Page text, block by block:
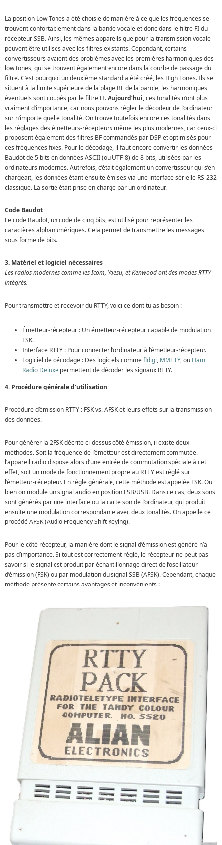
La position Low Tones a été choisie de manière à ce que les fréquences se
trouvent confortablement dans la bande vocale et donc dans le filtre FI du
récepteur SSB. Ainsi, les mêmes appareils que pour la transmission vocale
peuvent être utilisés avec les filtres existants. Cependant, certains
convertisseurs avaient des problèmes avec les premières harmoniques des
low tones, qui se trouvent également encore dans la courbe de passage du
filtre. C’est pourquoi un deuxième standard a été créé, les High Tones. Ils se
situent à la limite supérieure de la plage BF de la parole, les harmoniques
éventuels sont coupés par le filtre FI.Aujourd’hui,ces tonalités n’ont plus
vraiment d’importance, car nous pouvons régler le décodeur de l’ordinateur
sur n’importe quelle tonalité. On trouve toutefois encore ces tonalités dans
les réglages des émetteurs-récepteurs même les plus modernes, car ceux-ci
proposent également des filtres BF commandés par DSP et optimisés pour
ces fréquences fixes. Pour le décodage, il faut encore convertir les données
Baudot de 5 bits en données ASCII (ou UTF-8) de 8 bits, utilisées par les
ordinateurs modernes. Autrefois, c’était également un convertisseur qui s’en
chargeait, les données étant ensuite émises via une interface sérielle RS-232
classique. La sortie était prise en charge par un ordinateur.
Code Baudot
Le code Baudot, un code de cinq bits, est utilisé pour représenter les
caractères alphanumériques. Cela permet de transmettre les messages
sous forme de bits.
3. Matériel et logiciel nécessaires
Les radios modernes comme les Icom, Yaesu, et Kenwood ont des modes RTTY
intégrés.
Pour transmettre et recevoir du RTTY, voici ce dont tu as besoin :
Émetteur-récepteur : Un émetteur-récepteur capable de modulation
FSK.
Interface RTTY : Pour connecter l’ordinateur à l’émetteur-récepteur.
Logiciel de décodage : Des logiciels commefldigi, MMTTY, ou Ham
Radio Deluxe permettent de décoder les signaux RTTY.
4. Procédure générale d’utilisation
Procédure d’émission RTTY : FSK vs. AFSK et leurs effets sur la transmission
des données.
Pour générer la 2FSK décrite ci-dessus côté émission, il existe deux
méthodes. Soit la fréquence de l’émetteur est directement commutée,
l’appareil radio dispose alors d’une entrée de commutation spéciale à cet
effet, soit un mode de fonctionnement propre au RTTY est réglé sur
l’émetteur-récepteur. En règle générale, cette méthode est appelée FSK. Ou
bien on module un signal audio en position LSB/USB. Dans ce cas, deux sons
sont générés par une interface ou la carte son de l’ordinateur, qui produit
ensuite une modulation correspondante avec deux tonalités. On appelle ce
procédé AFSK (Audio Frequency Shift Keying).
Pour le côté récepteur, la manière dont le signal d’émission est généré n’a
pas d’importance. Si tout est correctement réglé, le récepteur ne peut pas
savoir si le signal est produit par échantillonnage direct de l’oscillateur
d’émission (FSK) ou par modulation du signal SSB (AFSK). Cependant, chaque
méthode présente certains avantages et inconvénients :